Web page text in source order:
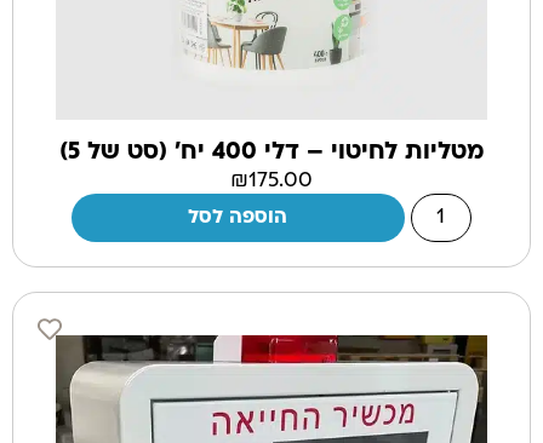
מטליות לחיטוי – דלי 400 יח' (סט של 5)
₪175.00
הוספה לסל